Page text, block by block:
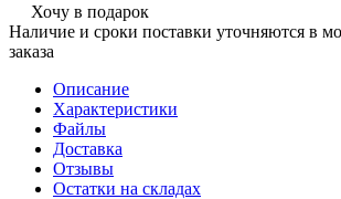
Хочу в подарок
Наличие и сроки поставки уточняются в
заказа
Описание
Характеристики
Файлы
Доставка
Отзывы
Остатки на складах